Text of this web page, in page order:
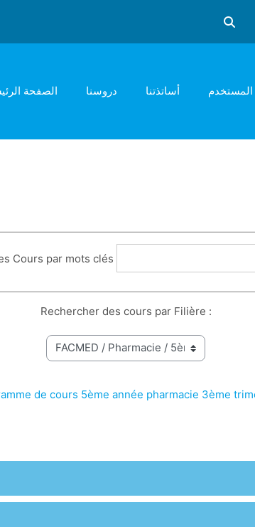
الصفحة دروسنا أساتذتنا
Cours par mots clés
Rechercher des cours par Filière :
de cours 5ème année pharmacie 3ème